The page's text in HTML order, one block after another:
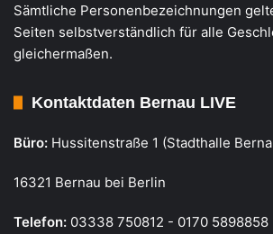
Sämtliche Personenbezeichnungen
Seiten selbstverständlich für alle
gleichermaßen.
Kontaktdaten Bernau LIVE
Büro: Hussitenstraße 1 (Stadthalle
16321 Bernau bei Berlin
Telefon: 03338 750812 - 0170 5898858